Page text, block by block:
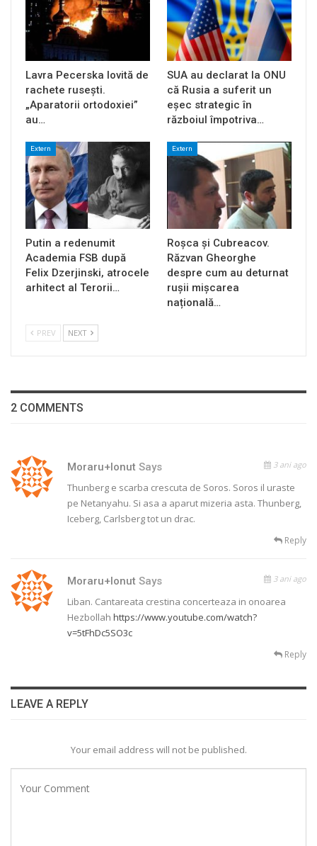
Lavra Pecerska lovită de
rachete rusești.
„Aparatorii ortodoxiei”
au…
SUA au declarat la ONU
că Rusia a suferit un
eșec strategic în
războiul împotriva…
Extern
Putin a redenumit
Academia FSB după
Felix Dzerjinski, atrocele
arhitect al Terorii…
Extern
Roșca și Cubreacov.
Răzvan Gheorghe
despre cum au deturnat
rușii mișcarea
națională…
PREV NEXT
2 COMMENTS
Moraru+Ionut Says 3 ani ago
Thunberg e scarba crescuta de Soros. Soros il uraste
pe Netanyahu. Si asa a aparut mizeria asta. Thunberg,
Iceberg, Carlsberg tot un drac.
Reply
Moraru+Ionut Says 3 ani ago
Liban. Cantareata crestina concerteaza in onoarea
Hezbollah https://www.youtube.com/watch?
v=5tFhDc5SO3c
Reply
LEAVE A REPLY
Your email address will not be published.